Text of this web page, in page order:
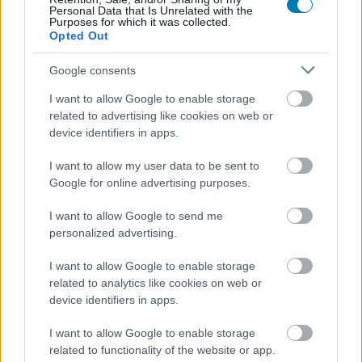
Personal Data that Is Unrelated with the
Purposes for which it was collected.
Opted Out
Google consents
I want to allow Google to enable storage
related to advertising like cookies on web or
device identifiers in apps.
I want to allow my user data to be sent to
Google for online advertising purposes.
I want to allow Google to send me
personalized advertising.
I want to allow Google to enable storage
related to analytics like cookies on web or
device identifiers in apps.
I want to allow Google to enable storage
related to functionality of the website or app.
#lego #guinness-rekorderd #fredrick oliver
Hozzászólások
Olyan szép képeket kaptunk a
Final Fantasy VII: Revelationből,
hogy leszámolhatod rajtuk